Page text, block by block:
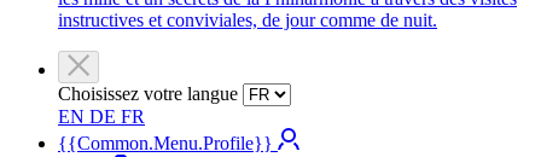
instructives et conviviales, de jour comme de nuit.
Choisissez votre langue
EN DE FR
{{Common.Menu.Profile}}